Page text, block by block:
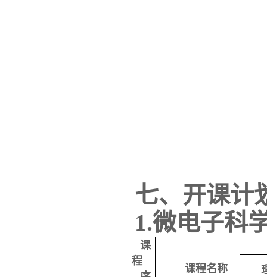
七、开课计
1.微电子科
课
程
课程名称